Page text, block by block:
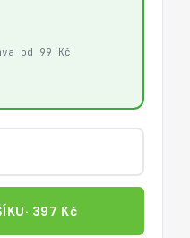
od 99 Kč
· 397 Kč